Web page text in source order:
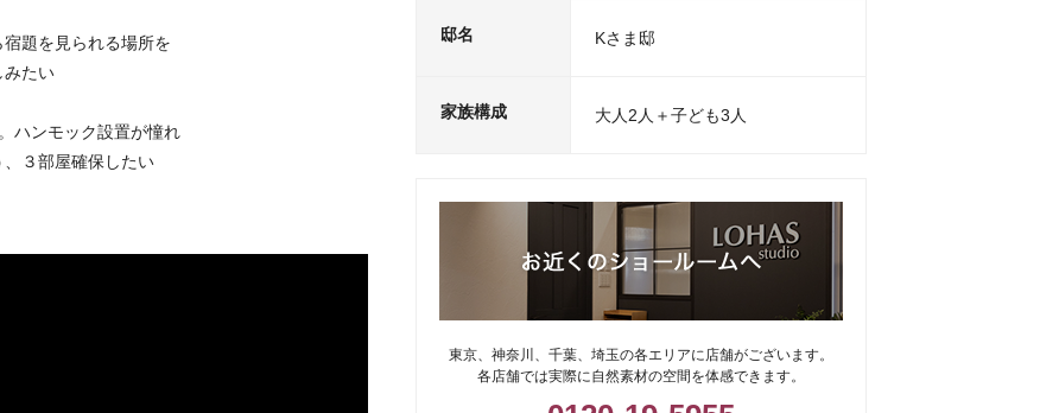
題を見られる場所を
みたい
ハンモック設置が憧れ
、３部屋確保したい
邸名 Kさま邸
家族構成 大人2人＋子ども3人
東京、神奈川、千葉、埼玉の各エリアに店舗がございます。
各店舗では実際に自然素材の空間を体感できます。